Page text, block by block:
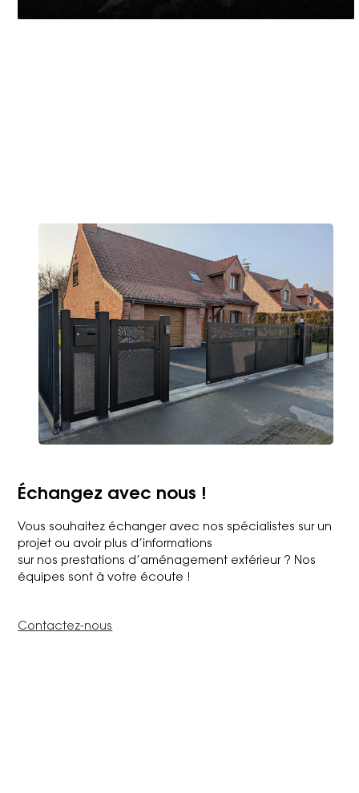
Échangez avec nous !
Vous souhaitez échanger avec nos spécialistes sur un
projet ou avoir plus d’informations
sur nos prestations d’aménagement extérieur ? Nos
équipes sont à votre écoute !
Contactez-nous